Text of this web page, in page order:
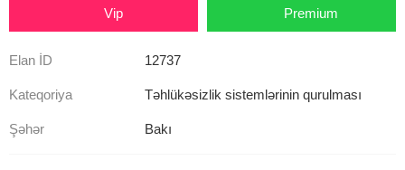
Vip Premium
Elan İD 12737
Kateqoriya Təhlükəsizlik sistemlərinin qurulması
Şəhər Bakı